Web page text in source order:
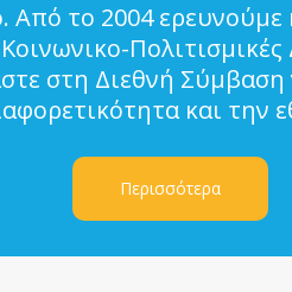
Από το 2004
στη Διεθνή
και
Περισσότερα